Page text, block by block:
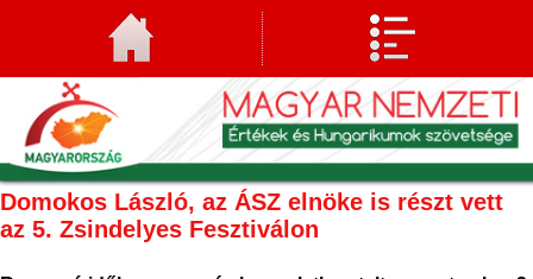
Domokos László, az ÁSZ elnöke is részt vett
az 5. Zsindelyes Fesztiválon